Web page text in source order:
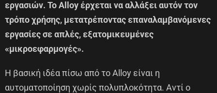
εργασιών. Το Alloy έρχεται να αλλάξει αυτόν τον
τρόπο χρήσης, μετατρέποντας επαναλαμβανόμενες
εργασίες σε απλές, εξατομικευμένες
«μικροεφαρμογές».
Η βασική ιδέα πίσω από το Alloy είναι η
αυτοματοποίηση χωρίς πολυπλοκότητα. Αντί ο